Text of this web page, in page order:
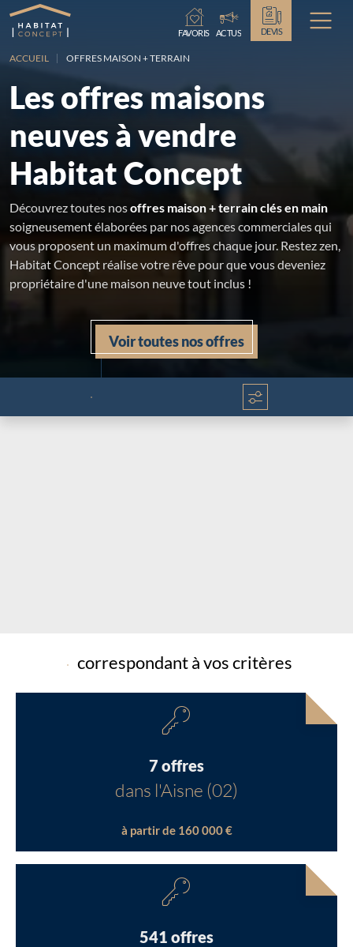
Chargement...
FAVORIS ACTUS DEVIS
ACCUEIL OFFRES MAISON + TERRAIN
Les offres maisons
neuves à vendre
Habitat Concept
Découvrez toutes nosoffres maison + terrain clés en main
soigneusement élaborées par nos agences commerciales qui
vous proposent un maximum d'offres chaque jour. Restez zen,
Habitat Concept réalise votre rêve pour que vous deveniez
propriétaire d'une maison neuve tout inclus !
Voir toutes nos offres
Chargement...
Chargement...
correspondant à vos critères
7 offres
dans l'Aisne (02)
à partir de 160 000 €
541 offres